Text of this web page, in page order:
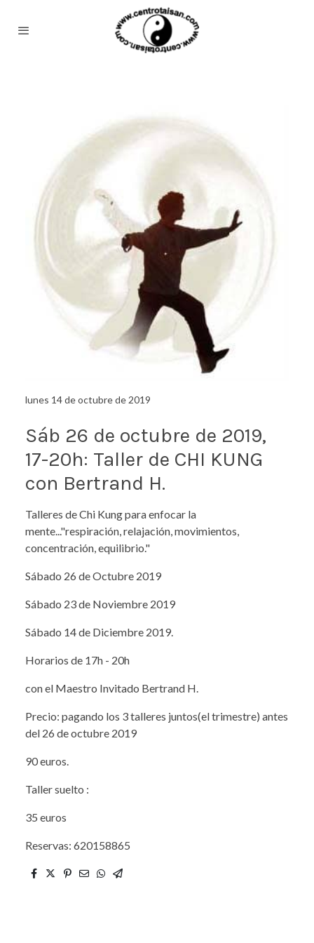
lunes 14 de octubre de 2019
Sáb 26 de octubre de 2019,
17-20h: Taller de CHI KUNG
con Bertrand H.
Talleres de Chi Kung para enfocar la
mente..."respiración, relajación, movimientos,
concentración, equilibrio."
Sábado 26 de Octubre 2019
Sábado 23 de Noviembre 2019
Sábado 14 de Diciembre 2019.
Horarios de 17h - 20h
con el Maestro Invitado Bertrand H.
Precio: pagando los 3 talleres juntos(el trimestre) antes
del 26 de octubre 2019
90 euros.
Taller suelto :
35 euros
Reservas: 620158865